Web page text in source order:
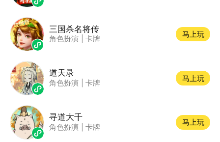
三国杀名将传
角色扮演 卡牌
马上玩
道天录
角色扮演 卡牌
马上玩
寻道大千
角色扮演 卡牌
马上玩